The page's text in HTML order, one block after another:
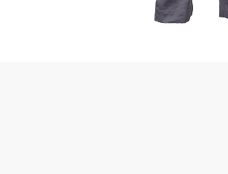
Полукомбинезоны